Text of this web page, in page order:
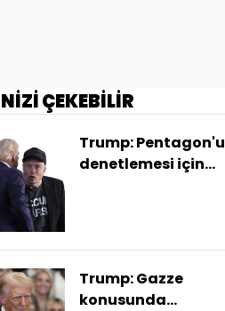
ÇEKEBİLİR
Trump: Pentagon'u
denetlemesi için
Trump: Gazze
konusunda